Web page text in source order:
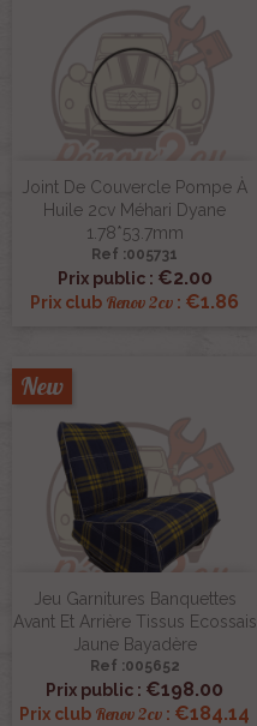
Joint De Couvercle Pompe À
Huile 2cv Méhari Dyane
1.78*53.7mm
Ref :005731
Prix public : €2.00
Prix club Renov 2cv : €1.86
Jeu Garnitures Banquettes
Avant Et Arrière Tissus Ecossais
Jaune Bayadère
Ref :005652
Prix public : €198.00
Prix club Renov 2cv : €184.14
New